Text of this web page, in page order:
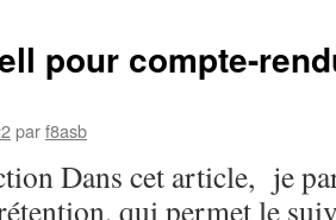
pour compte-
parf8asb
Dans cet article, je
qui permet le